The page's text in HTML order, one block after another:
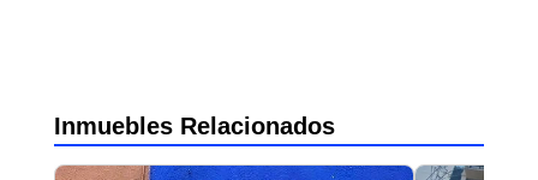
Inmuebles Relacionados